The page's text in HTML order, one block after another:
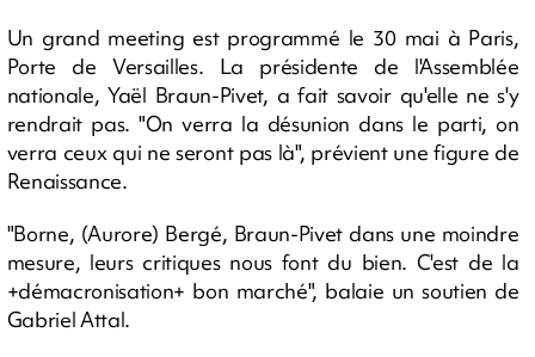
Un grand meeting est programmé le 30 mai à Paris,
Porte de Versailles. La présidente de l'Assemblée
nationale, Yaël Braun-Pivet, a fait savoir qu'elle ne s'y
rendrait pas. "On verra la désunion dans le parti, on
verra ceux qui ne seront pas là", prévient une figure de
Renaissance.
"Borne, (Aurore) Bergé, Braun-Pivet dans une moindre
mesure, leurs critiques nous font du bien. C'est de la
+démacronisation+ bon marché", balaie un soutien de
Gabriel Attal.